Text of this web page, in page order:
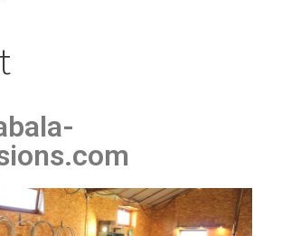
générales de vente